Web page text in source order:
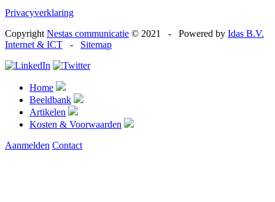
Privacyverklaring
Copyright Nestas communicatie © 2021 - Powered by Idas B.V.
Internet & ICT
- Sitemap
Home
Beeldbank
Artikelen
Kosten & Voorwaarden
Aanmelden Contact